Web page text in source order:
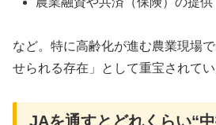
など。特に高齢化が進む農業現場
せられる存在」として重宝されてい
JAを通すとどれくらい“